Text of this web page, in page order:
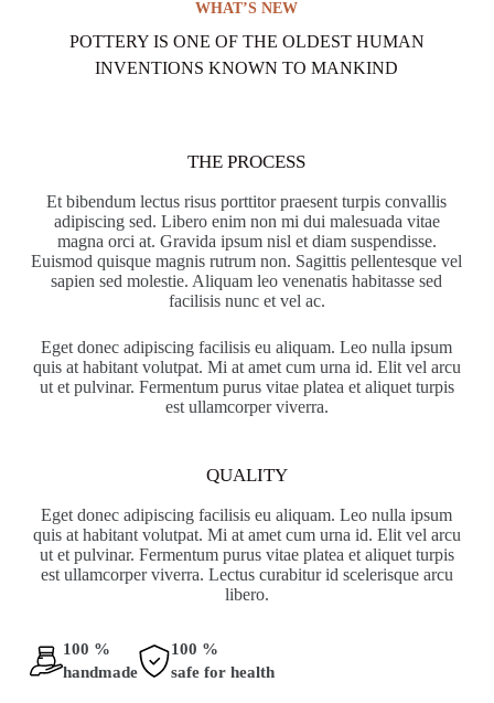
WHAT’S NEW
POTTERY IS ONE OF THE OLDEST HUMAN
INVENTIONS KNOWN TO MANKIND
THE PROCESS
Et bibendum lectus risus porttitor praesent turpis convallis
adipiscing sed. Libero enim non mi dui malesuada vitae
magna orci at. Gravida ipsum nisl et diam suspendisse.
Euismod quisque magnis rutrum non. Sagittis pellentesque vel
sapien sed molestie. Aliquam leo venenatis habitasse sed
facilisis nunc et vel ac.
Eget donec adipiscing facilisis eu aliquam. Leo nulla ipsum
quis at habitant volutpat. Mi at amet cum urna id. Elit vel arcu
ut et pulvinar. Fermentum purus vitae platea et aliquet turpis
est ullamcorper viverra.
QUALITY
Eget donec adipiscing facilisis eu aliquam. Leo nulla ipsum
quis at habitant volutpat. Mi at amet cum urna id. Elit vel arcu
ut et pulvinar. Fermentum purus vitae platea et aliquet turpis
est ullamcorper viverra. Lectus curabitur id scelerisque arcu
libero.
100 %
handmade
100 %
safe for health